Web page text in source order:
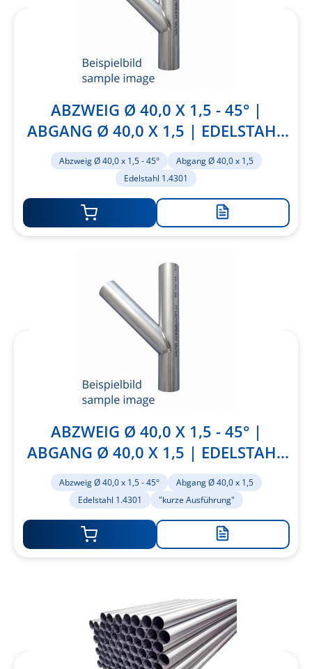
ABZWEIG Ø 40,0 X 1,5 - 45° |
ABGANG Ø 40,0 X 1,5 | EDELSTAHL
1.4301
Abzweig Ø 40,0 x 1,5 - 45°
Abgang Ø 40,0 x 1,5
Edelstahl 1.4301
Zur
ABZWEIG Ø 40,0 X 1,5 - 45° |
ABGANG Ø 40,0 X 1,5 | EDELSTAHL
1.4301 | "KURZE AUSFÜHRUNG"
Abzweig Ø 40,0 x 1,5 - 45°
Abgang Ø 40,0 x 1,5
Edelstahl 1.4301
"kurze Ausführung"
Zur
hinzufügen